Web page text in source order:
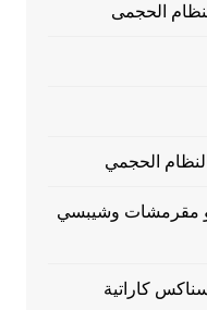
الحجمى
الحجمي
و مقرمشات وشيبسي
كاراتية